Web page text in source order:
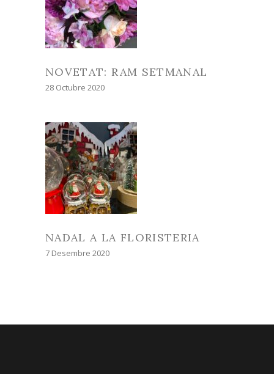
NOVETAT: RAM SETMANAL
28 Octubre 2020
NADAL A LA FLORISTERIA
7 Desembre 2020